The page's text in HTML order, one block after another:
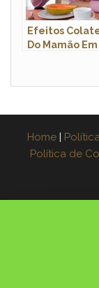
Efeitos
Do Mamão Em
Home |
Política de